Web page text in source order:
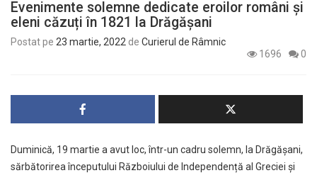
Evenimente solemne dedicate eroilor români și
eleni căzuți în 1821 la Drăgășani
Postat pe 23 martie, 2022 de Curierul de Râmnic
1696
0
Duminică, 19 martie a avut loc, într-un cadru solemn, la Drăgășani,
sărbătorirea începutului Războiului de Independență al Greciei și